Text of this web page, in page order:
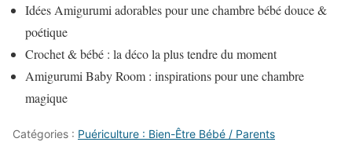
Idées Amigurumi adorables pour une chambre bébé douce &
poétique
Crochet & bébé : la déco la plus tendre du moment
Amigurumi Baby Room : inspirations pour une chambre
magique
Catégories : Puériculture : Bien-Être Bébé / Parents